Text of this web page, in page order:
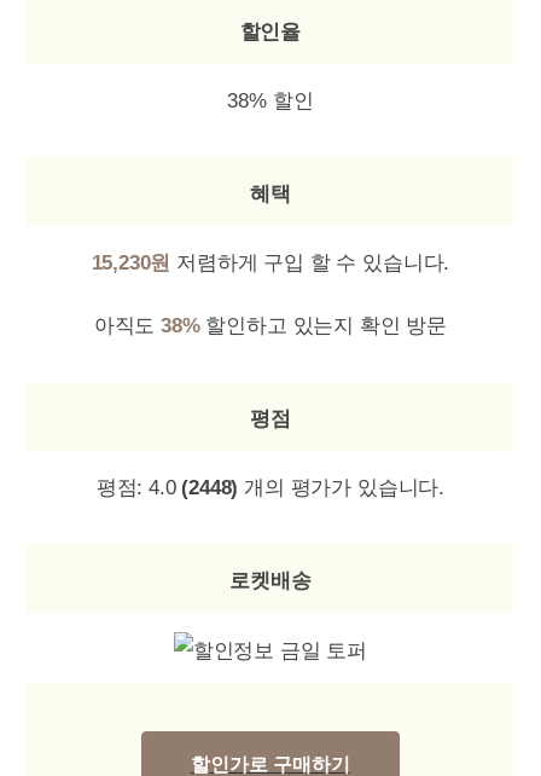
할인율
38% 할인
혜택
15,230원 저렴하게 구입 할 수 있습니다.
아직도38%할인하고 있는지 확인 방문
평점
평점: 4.0 (2448) 개의 평가가 있습니다.
로켓배송
할인가로 구매하기